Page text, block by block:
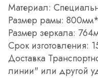
Материал:
Размер рамы:
Размер зеркала:
Срок изготовления:
Доставка
линии" или другой